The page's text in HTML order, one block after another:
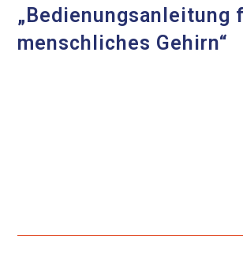
„Bedienungsanleitung
menschliches Gehirn“